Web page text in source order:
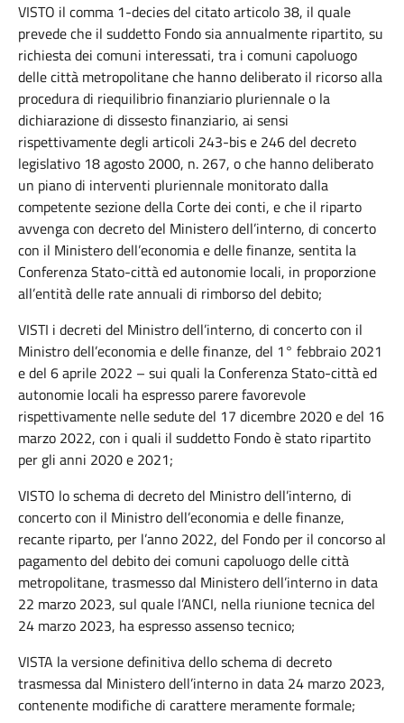
VISTO il comma 1-decies del citato articolo 38, il quale
prevede che il suddetto Fondo sia annualmente ripartito, su
richiesta dei comuni interessati, tra i comuni capoluogo
delle città metropolitane che hanno deliberato il ricorso alla
procedura di riequilibrio finanziario pluriennale o la
dichiarazione di dissesto finanziario, ai sensi
rispettivamente degli articoli 243-bis e 246 del decreto
legislativo 18 agosto 2000, n. 267, o che hanno deliberato
un piano di interventi pluriennale monitorato dalla
competente sezione della Corte dei conti, e che il riparto
avvenga con decreto del Ministero dell’interno, di concerto
con il Ministero dell’economia e delle finanze, sentita la
Conferenza Stato-città ed autonomie locali, in proporzione
all’entità delle rate annuali di rimborso del debito;
VISTI i decreti del Ministro dell’interno, di concerto con il
Ministro dell’economia e delle finanze, del 1° febbraio 2021
e del 6 aprile 2022 – sui quali la Conferenza Stato-città ed
autonomie locali ha espresso parere favorevole
rispettivamente nelle sedute del 17 dicembre 2020 e del 16
marzo 2022, con i quali il suddetto Fondo è stato ripartito
per gli anni 2020 e 2021;
VISTO lo schema di decreto del Ministro dell’interno, di
concerto con il Ministro dell’economia e delle finanze,
recante riparto, per l’anno 2022, del Fondo per il concorso al
pagamento del debito dei comuni capoluogo delle città
metropolitane, trasmesso dal Ministero dell’interno in data
22 marzo 2023, sul quale l’ANCI, nella riunione tecnica del
24 marzo 2023, ha espresso assenso tecnico;
VISTA la versione definitiva dello schema di decreto
trasmessa dal Ministero dell’interno in data 24 marzo 2023,
contenente modifiche di carattere meramente formale;